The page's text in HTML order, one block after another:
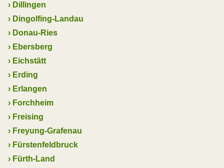
› Dillingen
› Dingolfing-Landau
› Donau-Ries
› Ebersberg
› Eichstätt
› Erding
› Erlangen
› Forchheim
› Freising
› Freyung-Grafenau
› Fürstenfeldbruck
› Fürth-Land